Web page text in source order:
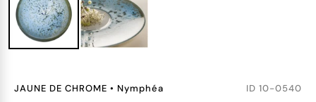
JAUNE DE CHROME • Nymphéa ID 10-0540